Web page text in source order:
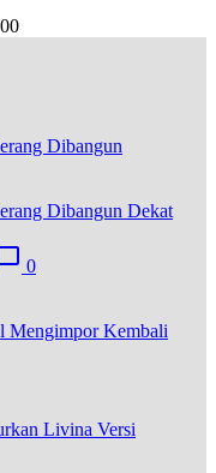
Dibangun Dekat
0
Mengimpor Kembali
Livina Versi